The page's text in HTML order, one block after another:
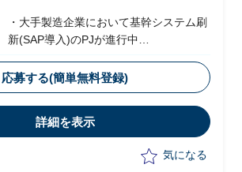
・大手製造企業において基幹システム刷
新(SAP導入)のPJが進行中
辺業務システムの移行フェーズ
└原価領域を中心に複数領域での移行デ
ータ作成、手順調整およびシステムテス
ト対応を実施
応募する(簡単無料登録)
詳細を表示
気になる